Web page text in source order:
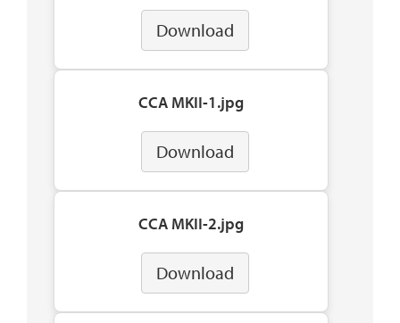
Download
CCA MKII-1.jpg
Download
CCA MKII-2.jpg
Download